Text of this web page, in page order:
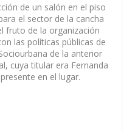
de un salón en el piso
el sector de la cancha
fruto de la organización
las políticas públicas de
de la anterior
cuya titular era Fernanda
en el lugar.